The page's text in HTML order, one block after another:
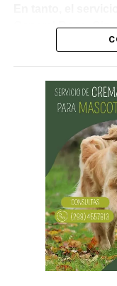
General Roca,
localidades
Por otra parte, en
turbiedad cercanos
Chichinales rondan
plantas continúan
permanente.
Los equipos
un seguimiento
para adecuar la
con las